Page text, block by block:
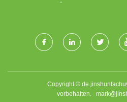
Copyright ©
vorbehalten.